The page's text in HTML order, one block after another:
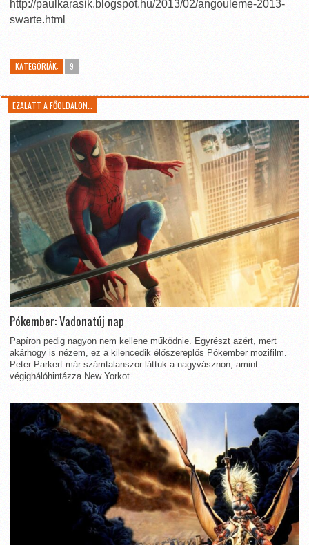
http://paulkarasik.blogspot.hu/2013/02/angouleme-2013-
swarte.html
KATEGÓRIÁK: 9
EZALATT A FŐOLDALON…
Pókember: Vadonatúj nap
Papíron pedig nagyon nem kellene működnie. Egyrészt azért, mert
akárhogy is nézem, ez a kilencedik élőszereplős Pókember mozifilm.
Peter Parkert már számtalanszor láttuk a nagyvásznon, amint
végighálóhintázza New Yorkot...